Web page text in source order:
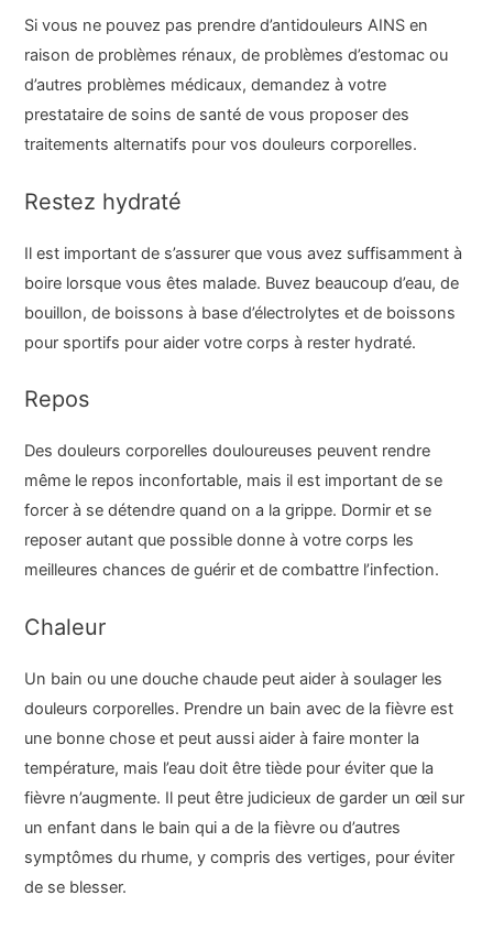
Si vous ne pouvez pas prendre d’antidouleurs AINS en
raison de problèmes rénaux, de problèmes d’estomac ou
d’autres problèmes médicaux, demandez à votre
prestataire de soins de santé de vous proposer des
traitements alternatifs pour vos douleurs corporelles.
Restez hydraté
Il est important de s’assurer que vous avez suffisamment à
boire lorsque vous êtes malade. Buvez beaucoup d’eau, de
bouillon, de boissons à base d’électrolytes et de boissons
pour sportifs pour aider votre corps à rester hydraté.
Repos
Des douleurs corporelles douloureuses peuvent rendre
même le repos inconfortable, mais il est important de se
forcer à se détendre quand on a la grippe. Dormir et se
reposer autant que possible donne à votre corps les
meilleures chances de guérir et de combattre l’infection.
Chaleur
Un bain ou une douche chaude peut aider à soulager les
douleurs corporelles. Prendre un bain avec de la fièvre est
une bonne chose et peut aussi aider à faire monter la
température, mais l’eau doit être tiède pour éviter que la
fièvre n’augmente. Il peut être judicieux de garder un œil sur
un enfant dans le bain qui a de la fièvre ou d’autres
symptômes du rhume, y compris des vertiges, pour éviter
de se blesser.